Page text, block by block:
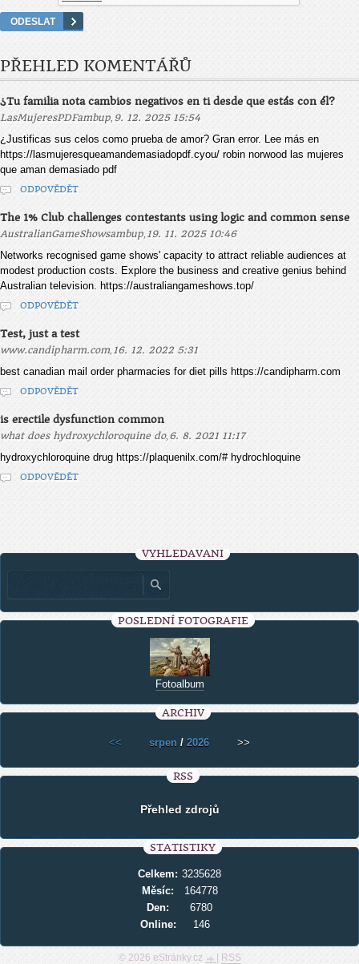
PŘEHLED KOMENTÁŘŮ
¿Tu familia nota cambios negativos en ti desde que estás con él?
LasMujeresPDFambup, 9. 12. 2025 15:54
¿Justificas sus celos como prueba de amor? Gran error. Lee más en
https://lasmujeresqueamandemasiadopdf.cyou/ robin norwood las mujeres
que aman demasiado pdf
ODPOVĚDĚT
The 1% Club challenges contestants using logic and common sense
AustralianGameShowsambup, 19. 11. 2025 10:46
Networks recognised game shows' capacity to attract reliable audiences at
modest production costs. Explore the business and creative genius behind
Australian television. https://australiangameshows.top/
ODPOVĚDĚT
Test, just a test
www.candipharm.com, 16. 12. 2022 5:31
best canadian mail order pharmacies for diet pills https://candipharm.com
ODPOVĚDĚT
is erectile dysfunction common
what does hydroxychloroquine do, 6. 8. 2021 11:17
hydroxychloroquine drug https://plaquenilx.com/# hydrochloquine
ODPOVĚDĚT
VYHLEDÁVÁNÍ
POSLEDNÍ FOTOGRAFIE
Fotoalbum
ARCHIV
<< srpen / 2026 >>
RSS
Přehled zdrojů
STATISTIKY
Online: 146
Celkem: 3235628
Měsíc:
164778
Den:
6780
© 2026 eStránky.cz RSS